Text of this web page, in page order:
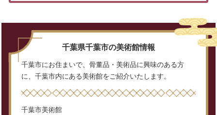
千葉県千葉市の美術館情報
千葉市にお住まいで、骨董品・美術品に興味のある方
に、千葉市内にある美術館をご紹介いたします。
千葉市美術館